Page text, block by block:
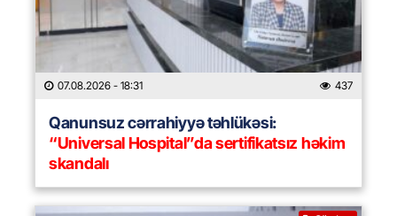
07.08.2026 - 18:31 437
Qanunsuz cərrahiyyə təhlükəsi:
“Universal Hospital”da sertifikatsız həkim
skandalı